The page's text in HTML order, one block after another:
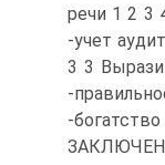
речи 1 2 3
-учет
3 3
-
-